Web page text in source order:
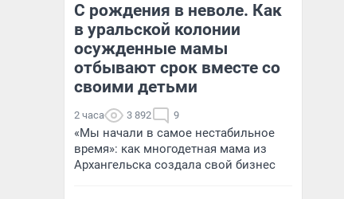
С рождения в неволе. Как
в уральской колонии
осужденные мамы
отбывают срок вместе со
своими детьми
2 часа 3 892 9
«Мы начали в самое нестабильное
время»: как многодетная мама из
Архангельска создала свой бизнес